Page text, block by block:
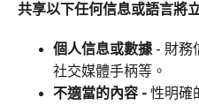
共享以下任何信息或語言將
個人信息或數據 - 財務
社交媒體手柄等。
不適當的內容 - 性明確